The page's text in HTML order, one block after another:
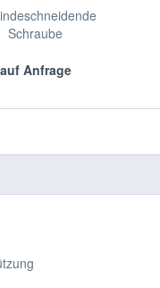
Schraube
auf Anfrage